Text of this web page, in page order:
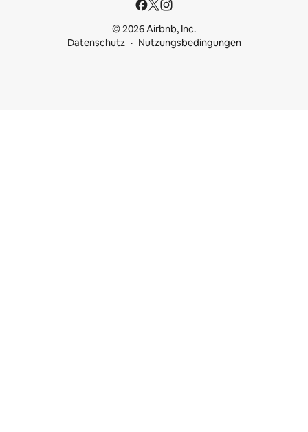
© 2026 Airbnb, Inc.
Datenschutz
Nutzungsbedingungen